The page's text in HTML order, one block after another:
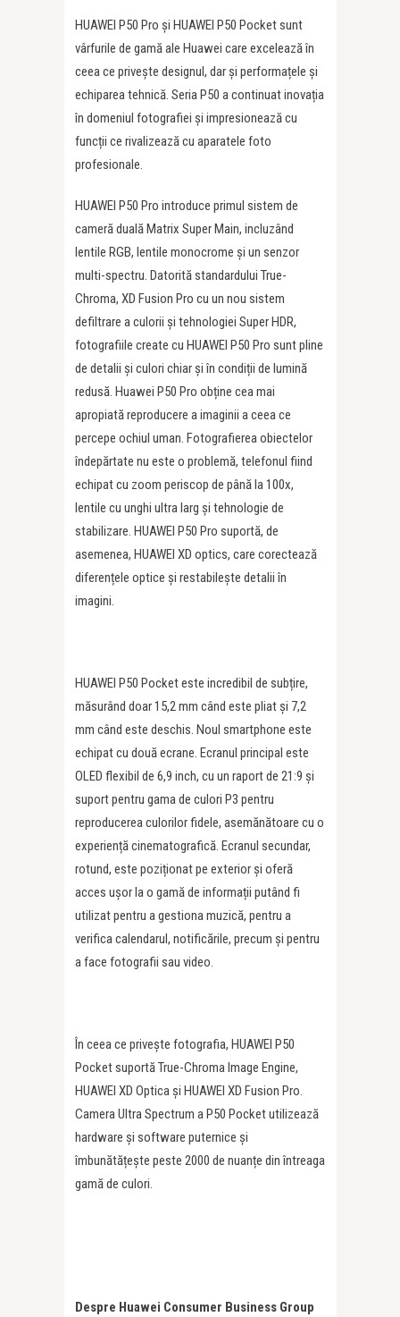
HUAWEI P50 Pro și HUAWEI P50 Pocket sunt
vârfurile de gamă ale Huawei care excelează în
ceea ce privește designul, dar și performațele și
echiparea tehnică. Seria P50 a continuat inovația
în domeniul fotografiei și impresionează cu
funcții ce rivalizează cu aparatele foto
profesionale.
HUAWEI P50 Pro introduce primul sistem de
cameră duală Matrix Super Main, incluzând
lentile RGB, lentile monocrome și un senzor
multi-spectru. Datorită standardului True-
Chroma, XD Fusion Pro cu un nou sistem
defiltrare a culorii și tehnologiei Super HDR,
fotografiile create cu HUAWEI P50 Pro sunt pline
de detalii și culori chiar și în condiții de lumină
redusă. Huawei P50 Pro obține cea mai
apropiată reproducere a imaginii a ceea ce
percepe ochiul uman. Fotografierea obiectelor
îndepărtate nu este o problemă, telefonul fiind
echipat cu zoom periscop de până la 100x,
lentile cu unghi ultra larg și tehnologie de
stabilizare. HUAWEI P50 Pro suportă, de
asemenea, HUAWEI XD optics, care corectează
diferențele optice și restabilește detalii în
imagini.
HUAWEI P50 Pocket este incredibil de subțire,
măsurând doar 15,2 mm când este pliat și 7,2
mm când este deschis. Noul smartphone este
echipat cu două ecrane. Ecranul principal este
OLED flexibil de 6,9 inch, cu un raport de 21:9 și
suport pentru gama de culori P3 pentru
reproducerea culorilor fidele, asemănătoare cu o
experiență cinematografică. Ecranul secundar,
rotund, este poziționat pe exterior și oferă
acces ușor la o gamă de informații putând fi
utilizat pentru a gestiona muzică, pentru a
verifica calendarul, notificările, precum și pentru
a face fotografii sau video.
În ceea ce privește fotografia, HUAWEI P50
Pocket suportă True-Chroma Image Engine,
HUAWEI XD Optica și HUAWEI XD Fusion Pro.
Camera Ultra Spectrum a P50 Pocket utilizează
hardware și software puternice și
îmbunătățește peste 2000 de nuanțe din întreaga
gamă de culori.
Despre Huawei Consumer Business Group